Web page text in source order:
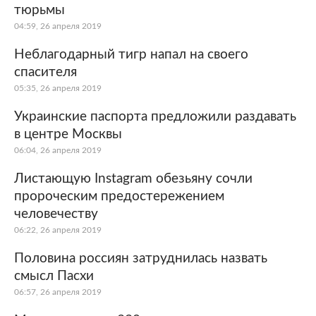
тюрьмы
04:59, 26 апреля 2019
Неблагодарный тигр напал на своего
спасителя
05:35, 26 апреля 2019
Украинские паспорта предложили раздавать
в центре Москвы
06:04, 26 апреля 2019
Листающую Instagram обезьяну сочли
пророческим предостережением
человечеству
06:22, 26 апреля 2019
Половина россиян затруднилась назвать
смысл Пасхи
06:57, 26 апреля 2019